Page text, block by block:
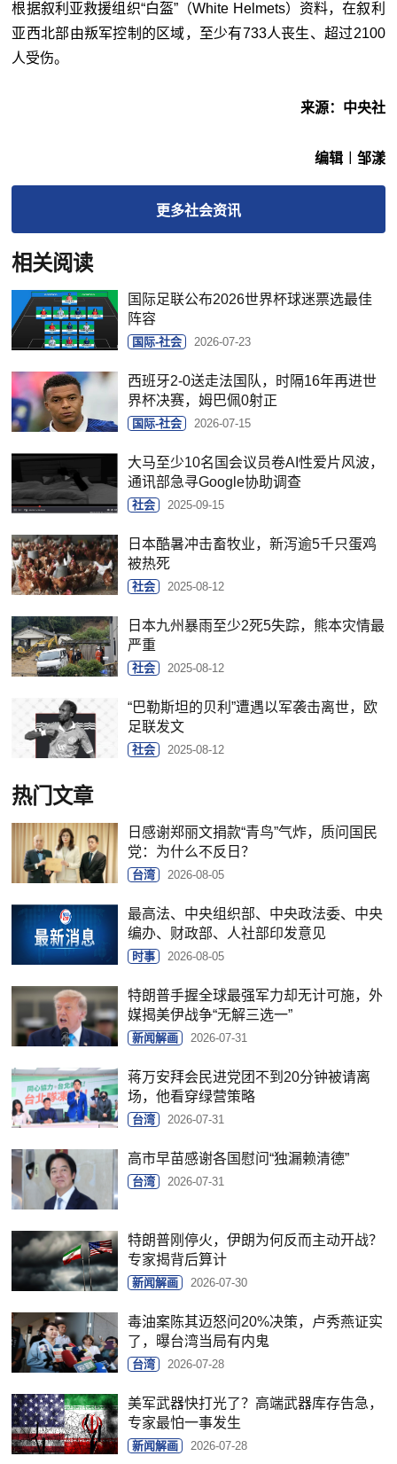
根据叙利亚救援组织“白盔”（White Helmets）资料，在叙利
亚西北部由叛军控制的区域，至少有733人丧生、超过2100
人受伤。
来源：中央社
编辑︱邹漾
更多社会资讯
相关阅读
国际足联公布2026世界杯球迷票选最佳
阵容
国际-社会 2026-07-23
西班牙2-0送走法国队，时隔16年再进世
界杯决赛，姆巴佩0射正
国际-社会 2026-07-15
大马至少10名国会议员卷AI性爱片风波，
通讯部急寻Google协助调查
社会 2025-09-15
日本酷暑冲击畜牧业，新泻逾5千只蛋鸡
被热死
社会 2025-08-12
日本九州暴雨至少2死5失踪，熊本灾情最
严重
社会 2025-08-12
“巴勒斯坦的贝利”遭遇以军袭击离世，欧
足联发文
社会 2025-08-12
热门文章
日感谢郑丽文捐款“青鸟”气炸，质问国民
党：为什么不反日？
台湾 2026-08-05
最高法、中央组织部、中央政法委、中央
编办、财政部、人社部印发意见
时事 2026-08-05
特朗普手握全球最强军力却无计可施，外
媒揭美伊战争“无解三选一”
新闻解画 2026-07-31
蒋万安拜会民进党团不到20分钟被请离
场，他看穿绿营策略
台湾 2026-07-31
高市早苗感谢各国慰问“独漏赖清德”
台湾 2026-07-31
特朗普刚停火，伊朗为何反而主动开战？
专家揭背后算计
新闻解画 2026-07-30
毒油案陈其迈怒问20%决策，卢秀燕证实
了，曝台湾当局有内鬼
台湾 2026-07-28
美军武器快打光了？高端武器库存告急，
专家最怕一事发生
新闻解画 2026-07-28